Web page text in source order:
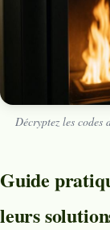
Décryptez les
Guide
leurs